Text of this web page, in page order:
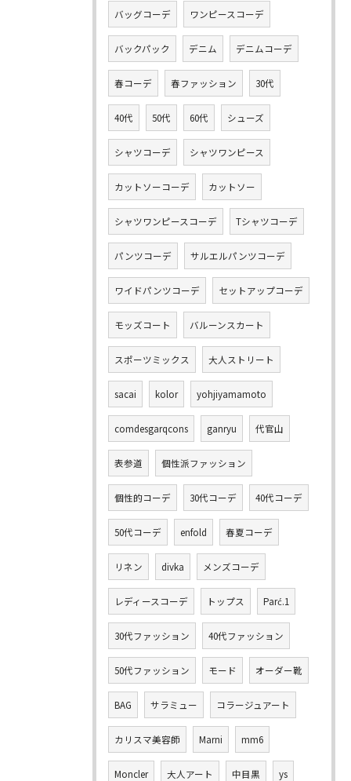
バッグコーデ ワンピースコーデ
バックパック デニム デニムコーデ
春コーデ 春ファッション 30代
40代 50代 60代 シューズ
シャツコーデ シャツワンピース
カットソーコーデ カットソー
シャツワンピースコーデ Tシャツコーデ
パンツコーデ サルエルパンツコーデ
ワイドパンツコーデ セットアップコーデ
モッズコート バルーンスカート
スポーツミックス 大人ストリート
sacai kolor yohjiyamamoto
comdesgarqcons ganryu 代官山
表参道 個性派ファッション
個性的コーデ 30代コーデ 40代コーデ
50代コーデ enfold 春夏コーデ
リネン divka メンズコーデ
レディースコーデ トップス Parć.1
30代ファッション 40代ファッション
50代ファッション モード オーダー靴
BAG サラミュー コラージュアート
カリスマ美容師 Marni mm6
Moncler 大人アート 中目黒 ys